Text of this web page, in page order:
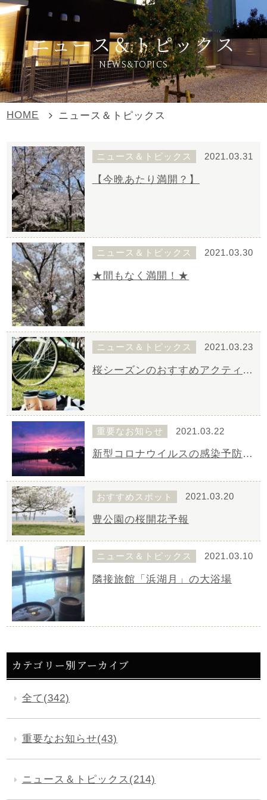
ニュース＆トピックス
NEWS&TOPICS
HOME ニュース＆トピックス
ニュース＆トピックス 2021.03.31
【今晩あたり満開？】
ニュース＆トピックス 2021.03.30
★間もなく満開！★
ニュース＆トピックス 2021.03.23
桜シーズンのおすすめアクティビティ
重要なお知らせ 2021.03.22
新型コロナウイルスの感染予防「3密（密閉空間・密集場所・密接場所）回避」の取り組みについて
おすすめスポット 2021.03.20
豊公園の桜開花予報
ニュース＆トピックス 2021.03.10
隣接旅館「浜湖月」の大浴場
カテゴリー別アーカイブ
全て(342)
重要なお知らせ(43)
ニュース＆トピックス(214)